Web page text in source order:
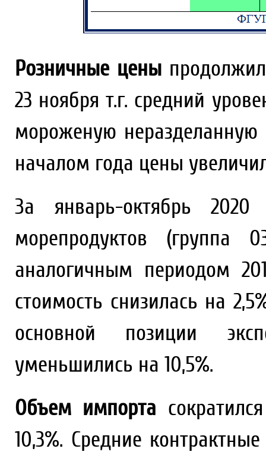
Розничные цены
23 ноября т.г. средний
мороженую неразделанную
началом года цены
За январь-октябрь
морепродуктов
аналогичным периодом
стоимость снизилась на
основной позиции
уменьшились на 10,5%.
Объем импорта
10,3%. Средние